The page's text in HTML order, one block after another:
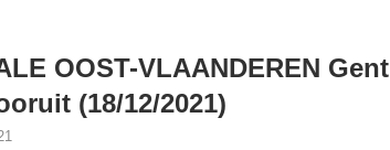
OOST-VLAANDEREN Gent
(18/12/2021)